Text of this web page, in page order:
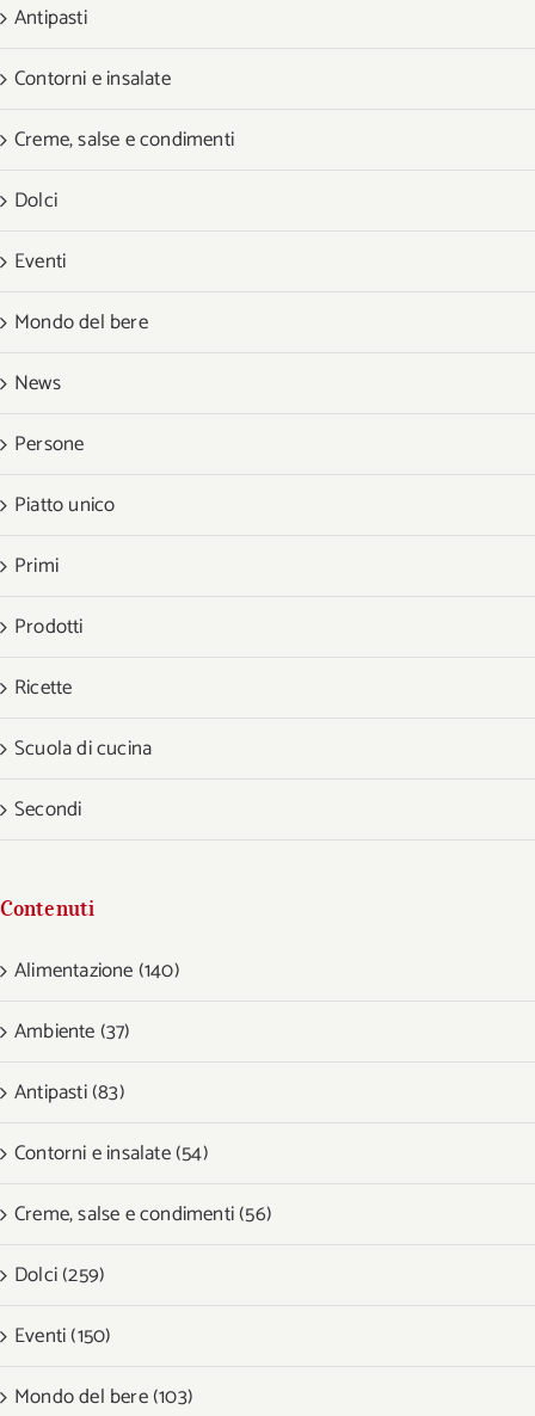
Antipasti
Contorni e insalate
Creme, salse e condimenti
Dolci
Eventi
Mondo del bere
News
Persone
Piatto unico
Primi
Prodotti
Ricette
Scuola di cucina
Secondi
Contenuti
Alimentazione (140)
Ambiente (37)
Antipasti (83)
Contorni e insalate (54)
Creme, salse e condimenti (56)
Dolci (259)
Eventi (150)
Mondo del bere (103)